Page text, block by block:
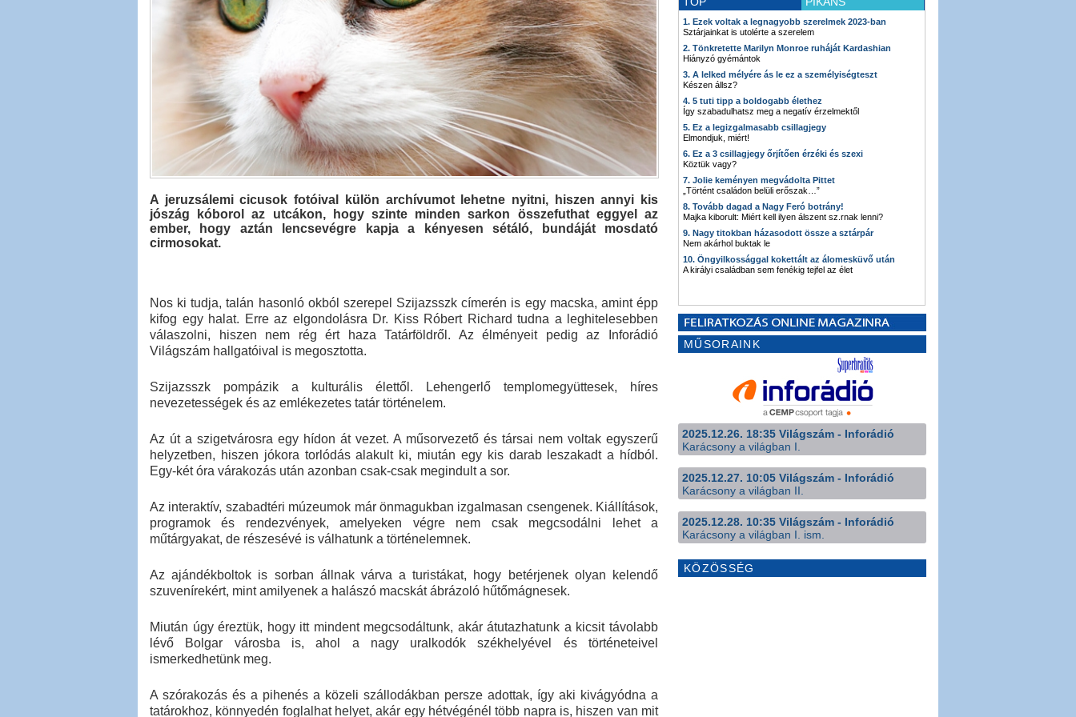
A jeruzsálemi cicusok fotóival külön archívumot lehetne nyitni, hiszen annyi kis
jószág kóborol az utcákon, hogy szinte minden sarkon összefuthat eggyel az
ember, hogy aztán lencsevégre kapja a kényesen sétáló, bundáját mosdató
cirmosokat.
Nos ki tudja, talán hasonló okból szerepel Szijazsszk címerén is egy macska, amint épp
kifog egy halat. Erre az elgondolásra Dr. Kiss Róbert Richard tudna a leghitelesebben
válaszolni, hiszen nem rég ért haza Tatárföldről. Az élményeit pedig az Inforádió
Világszám hallgatóival is megosztotta.
Szijazsszk pompázik a kulturális élettől. Lehengerlő templomegyüttesek, híres
nevezetességek és az emlékezetes tatár történelem.
Az út a szigetvárosra egy hídon át vezet. A műsorvezető és társai nem voltak egyszerű
helyzetben, hiszen jókora torlódás alakult ki, miután egy kis darab leszakadt a hídból.
Egy-két óra várakozás után azonban csak-csak megindult a sor.
Az interaktív, szabadtéri múzeumok már önmagukban izgalmasan csengenek. Kiállítások,
programok és rendezvények, amelyeken végre nem csak megcsodálni lehet a
műtárgyakat, de részesévé is válhatunk a történelemnek.
Az ajándékboltok is sorban állnak várva a turistákat, hogy betérjenek olyan kelendő
szuvenírekért, mint amilyenek a halászó macskát ábrázoló hűtőmágnesek.
Miután úgy éreztük, hogy itt mindent megcsodáltunk, akár átutazhatunk a kicsit távolabb
lévő Bolgar városba is, ahol a nagy uralkodók székhelyével és történeteivel
ismerkedhetünk meg.
A szórakozás és a pihenés a közeli szállodákban persze adottak, így aki kivágyódna a
tatárokhoz, könnyedén foglalhat helyet, akár egy hétvégénél több napra is, hiszen van mit
1. Ezek voltak a legnagyobb szerelmek 2023-ban
Sztárjainkat is utolérte a szerelem
2. Tönkretette Marilyn Monroe ruháját Kardashian
Hiányzó gyémántok
3. A lelked mélyére ás le ez a személyiségteszt
Készen állsz?
4. 5 tuti tipp a boldogabb élethez
Így szabadulhatsz meg a negatív érzelmektől
5. Ez a legizgalmasabb csillagjegy
Elmondjuk, miért!
6. Ez a 3 csillagjegy őrjítően érzéki és szexi
Köztük vagy?
7. Jolie keményen megvádolta Pittet
„Történt családon belüli erőszak…”
8. Tovább dagad a Nagy Feró botrány!
Majka kiborult: Miért kell ilyen álszent sz.rnak lenni?
9. Nagy titokban házasodott össze a sztárpár
Nem akárhol buktak le
10. Öngyilkossággal kokettált az álomesküvő után
A királyi családban sem fenékig tejfel az élet
MŰSORAINK
2025.12.26. 18:35 Világszám - Inforádió
Karácsony a világban I.
2025.12.27. 10:05 Világszám - Inforádió
Karácsony a világban II.
2025.12.28. 10:35 Világszám - Inforádió
Karácsony a világban I. ism.
KÖZÖSSÉG